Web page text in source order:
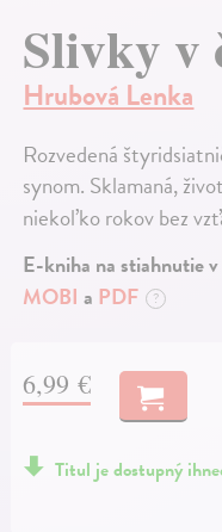
Slivky v
Hrubová Lenka
Rozvedená
synom. Sklamaná,
niekoľko rokov bez
E-kniha na stiahnutie
MOBI a PDF ?
6,99 €
Titul je dostupný